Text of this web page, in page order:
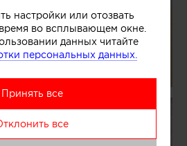
настройки или отозвать
во всплывающем окне.
данных читайте
персональных данных.
Принять все
все